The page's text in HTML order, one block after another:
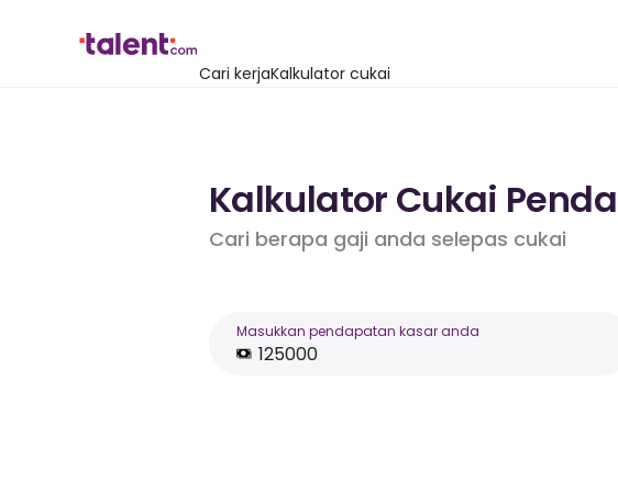
Cari kerjaKalkulator cukai
Kalkulator Cukai
Cari berapa gaji anda selepas cukai
Masukkan pendapatan kasar anda